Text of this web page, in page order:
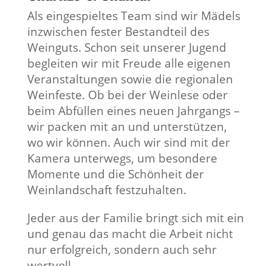
Als eingespieltes Team sind wir Mädels
inzwischen fester Bestandteil des
Weinguts. Schon seit unserer Jugend
begleiten wir mit Freude alle eigenen
Veranstaltungen sowie die regionalen
Weinfeste. Ob bei der Weinlese oder
beim Abfüllen eines neuen Jahrgangs –
wir packen mit an und unterstützen,
wo wir können. Auch wir sind mit der
Kamera unterwegs, um besondere
Momente und die Schönheit der
Weinlandschaft festzuhalten.
Jeder aus der Familie bringt sich mit ein
und genau das macht die Arbeit nicht
nur erfolgreich, sondern auch sehr